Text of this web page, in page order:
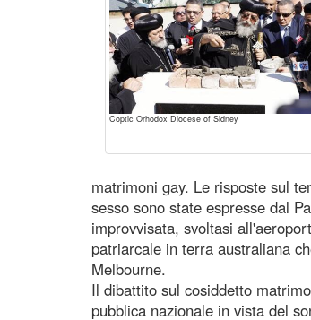
Coptic Orhodox Diocese of Sidney
matrimoni gay. Le risposte sul
sesso sono state espresse dal
improvvisata, svoltasi
patriarcale in terra australiana
Melbourne.
Il dibattito sul cosiddetto
pubblica nazionale in vista del